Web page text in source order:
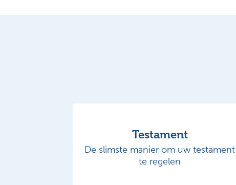
Testament
De slimste manier om uw testament
te regelen